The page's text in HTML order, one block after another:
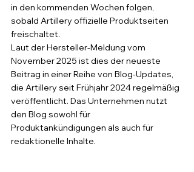
in den kommenden Wochen folgen,
sobald Artillery offizielle Produktseiten
freischaltet.
Laut der Hersteller-Meldung vom
November 2025 ist dies der neueste
Beitrag in einer Reihe von Blog-Updates,
die Artillery seit Frühjahr 2024 regelmäßig
veröffentlicht. Das Unternehmen nutzt
den Blog sowohl für
Produktankündigungen als auch für
redaktionelle Inhalte.